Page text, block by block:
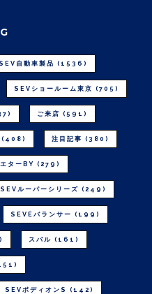
SEV自動車製品 (1536)
SEVショールーム東京 (705)
ご来店 (591)
(408) 注目記事 (380)
ターBY (279)
SEVルーパーシリーズ (249)
SEVEバランサー (199)
スバル (161)
SEVボディオンS (142)